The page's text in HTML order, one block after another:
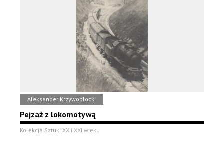
Aleksander Krzywobłocki
Pejzaż z lokomotywą
Kolekcja Sztuki XX i XXI wieku